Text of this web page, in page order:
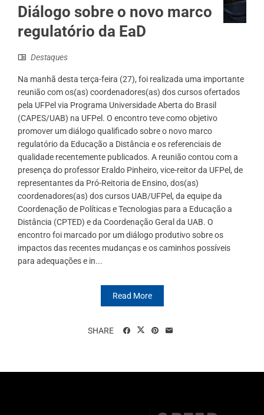
Diálogo sobre o novo marco
regulatório da EaD
Destaques
Na manhã desta terça-feira (27), foi realizada uma importante
reunião com os(as) coordenadores(as) dos cursos ofertados
pela UFPel via Programa Universidade Aberta do Brasil
(CAPES/UAB) na UFPel. O encontro teve como objetivo
promover um diálogo qualificado sobre o novo marco
regulatório da Educação a Distância e os referenciais de
qualidade recentemente publicados. A reunião contou com a
presença do professor Eraldo Pinheiro, vice-reitor da UFPel, de
representantes da Pró-Reitoria de Ensino, dos(as)
coordenadores(as) dos cursos UAB/UFPel, da equipe da
Coordenação de Políticas e Tecnologias para a Educação a
Distância (CPTED) e da Coordenação Geral da UAB. O
encontro foi marcado por um diálogo produtivo sobre os
impactos das recentes mudanças e os caminhos possíveis
para adequações e in...
Read More
SHARE